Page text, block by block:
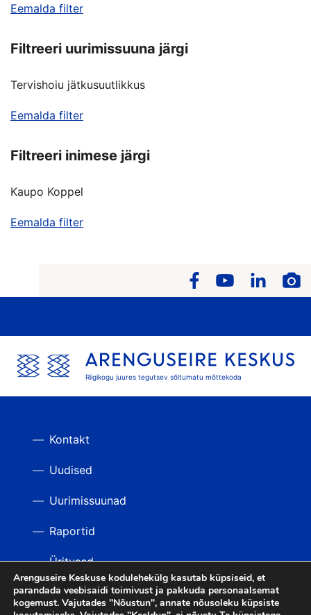
Eemalda filter
Filtreeri uurimissuuna järgi
Tervishoiu jätkusuutlikkus
Eemalda filter
Filtreeri inimese järgi
Kaupo Koppel
Eemalda filter
Riigikogu juures tegutsev sõltumatu mõttekoda
TAGASI ÜLES
Kontakt
Uudised
Uurimissuunad
Raportid
Üritused
Videod
Arenguseire Keskuse kodulehekülg kasutab küpsiseid, et
parandada veebisaidi toimivust ja pakkuda personaalsemat
kogemust. Vajutades "Nõustun", annate nõusoleku küpsiste